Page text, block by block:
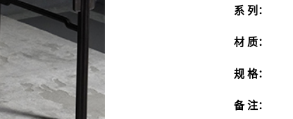
系 列：
材 质：
规 格：
备 注：